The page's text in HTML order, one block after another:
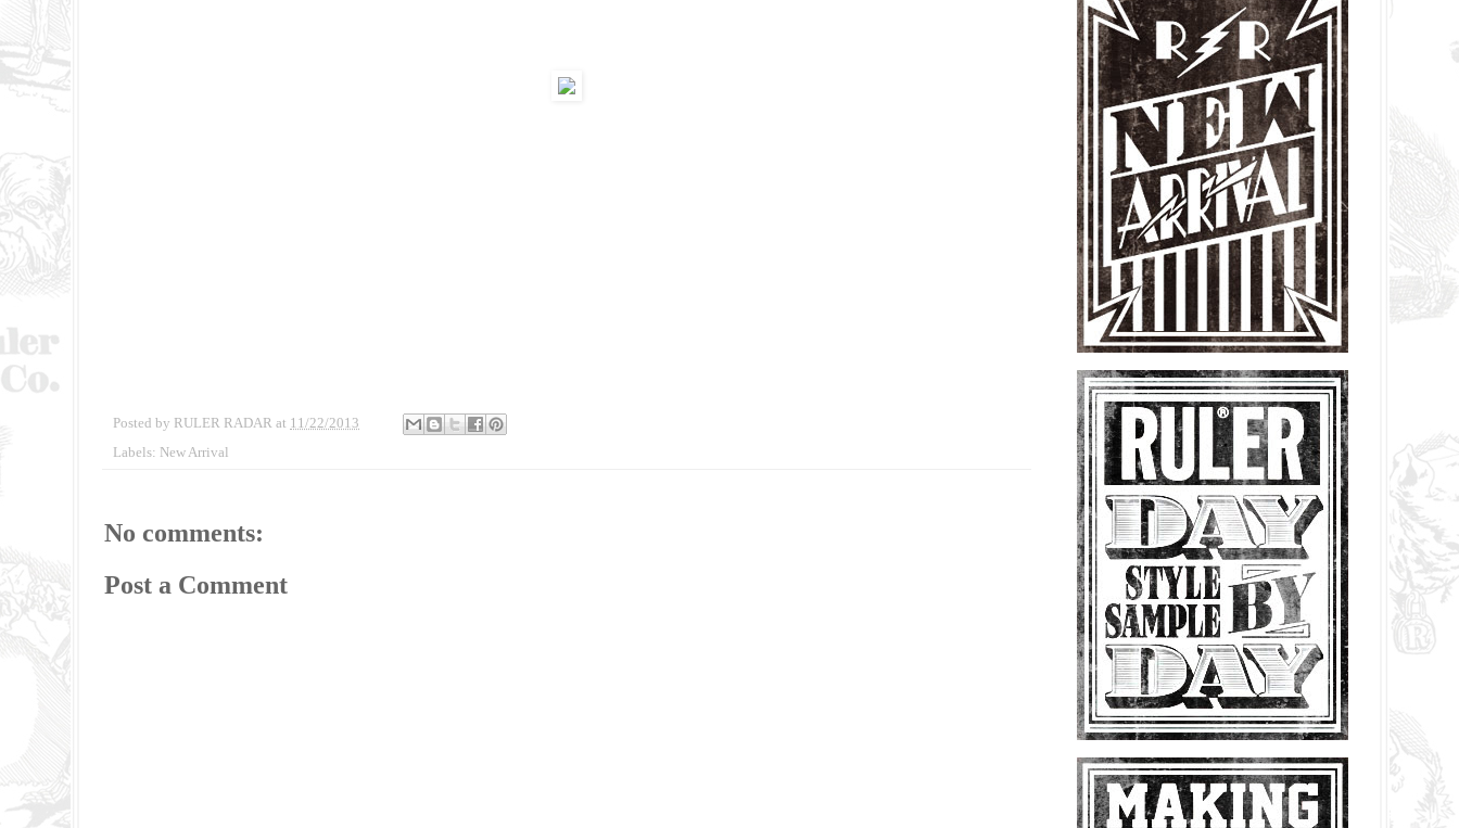
Posted by RULER RADAR at 11/22/2013
Labels: New Arrival
No comments:
Post a Comment